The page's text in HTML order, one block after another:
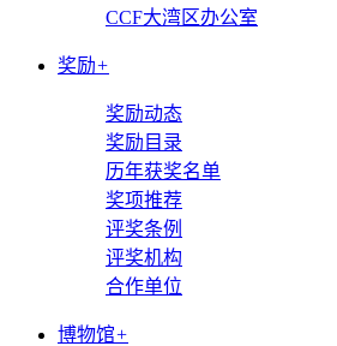
CCF大湾区办公室
奖励+
奖励动态
奖励目录
历年获奖名单
奖项推荐
评奖条例
评奖机构
合作单位
博物馆+